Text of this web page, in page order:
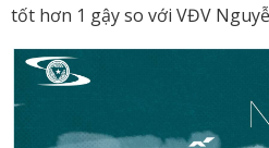
tốt hơn 1 gậy so với VĐV